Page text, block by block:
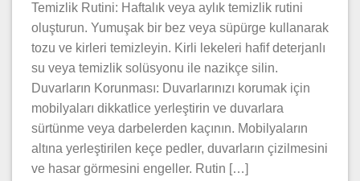
Temizlik Rutini: Haftalık veya aylık temizlik rutini
oluşturun. Yumuşak bir bez veya süpürge kullanarak
tozu ve kirleri temizleyin. Kirli lekeleri hafif deterjanlı
su veya temizlik solüsyonu ile nazikçe silin.
Duvarların Korunması: Duvarlarınızı korumak için
mobilyaları dikkatlice yerleştirin ve duvarlara
sürtünme veya darbelerden kaçının. Mobilyaların
altına yerleştirilen keçe pedler, duvarların çizilmesini
ve hasar görmesini engeller. Rutin […]